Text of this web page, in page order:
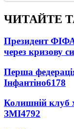
ЧИТАЙТЕ
Президент
через кризову
Перша
Інфантіно6178
Колишній клуб
ЗМІ4792